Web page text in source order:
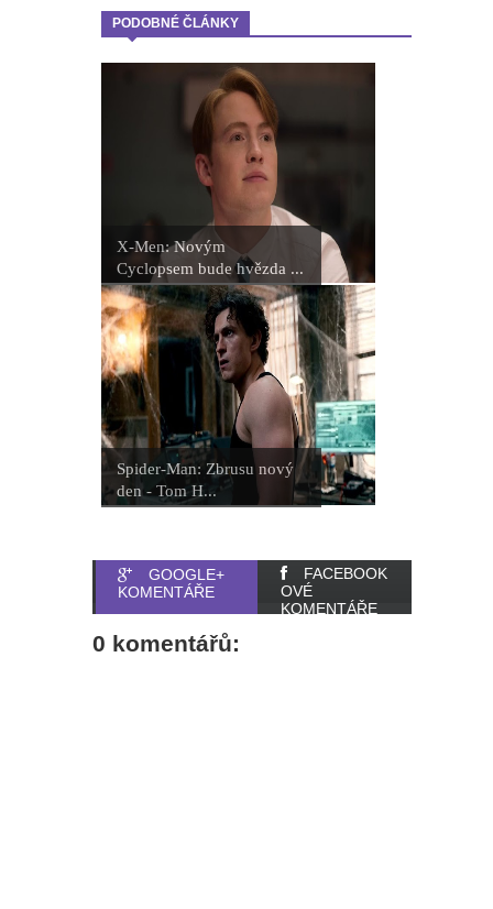
PODOBNÉ ČLÁNKY
X-Men: Novým
Cyclopsem bude hvězda ...
Spider-Man: Zbrusu nový
den - Tom H...
GOOGLE+
KOMENTÁŘE
FACEBOOK
OVÉ
KOMENTÁŘE
0 komentářů: